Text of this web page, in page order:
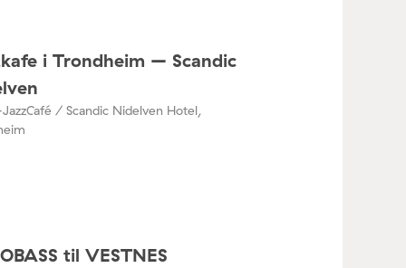
i Trondheim – Scandic
/ Scandic Nidelven Hotel,
til VESTNES